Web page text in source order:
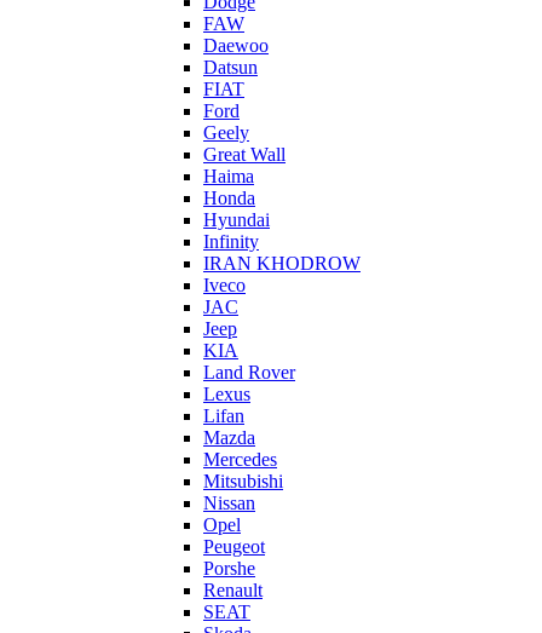
FAW
Daewoo
Datsun
FIAT
Ford
Geely
Great Wall
Haima
Honda
Hyundai
Infinity
IRAN KHODROW
Iveco
JAC
Jeep
KIA
Land Rover
Lexus
Lifan
Mazda
Mercedes
Mitsubishi
Nissan
Opel
Peugeot
Porshe
Renault
SEAT